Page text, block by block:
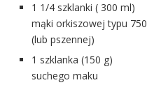
1 1/4 szklanki ( 300 ml)
mąki orkiszowej typu 750
(lub pszennej)
1 szklanka (150 g)
suchego maku